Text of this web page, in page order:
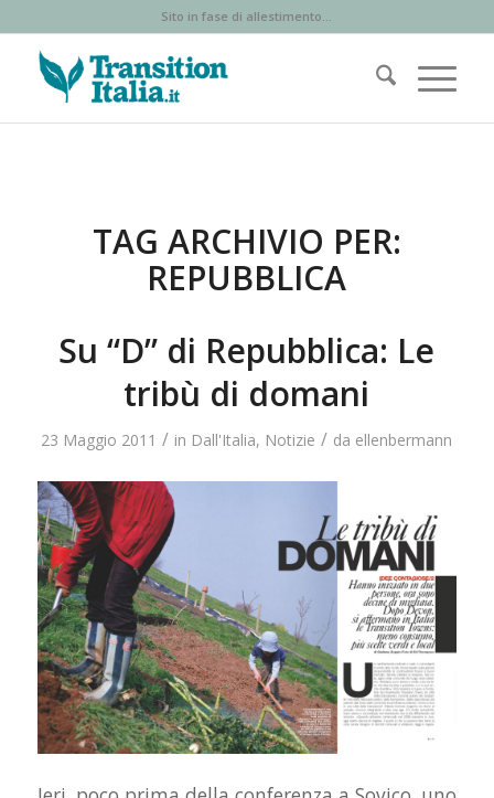
Sito in fase di allestimento...
TAG ARCHIVIO PER:
REPUBBLICA
Su “D” di Repubblica: Le
tribù di domani
23 Maggio 2011 / in Dall'Italia, Notizie / da ellenbermann